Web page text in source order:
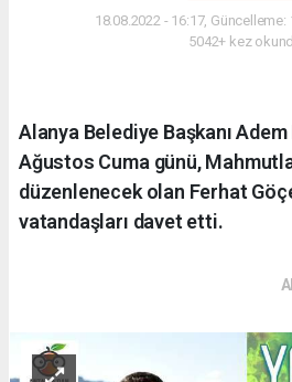
18.08.2022 - 16:17, Güncelleme:
5042+ kez
Alanya Belediye Başkanı
Ağustos Cuma günü,
düzenlenecek olan Ferhat
vatandaşları davet etti.